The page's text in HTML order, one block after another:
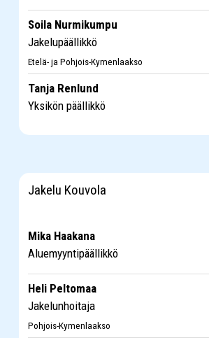
Soila Nurmikumpu
Jakelupäällikkö
Etelä- ja Pohjois-Kymenlaakso
Tanja Renlund
Yksikön päällikkö
Jakelu Kouvola
Mika Haakana
Aluemyyntipäällikkö
Heli Peltomaa
Jakelunhoitaja
Pohjois-Kymenlaakso